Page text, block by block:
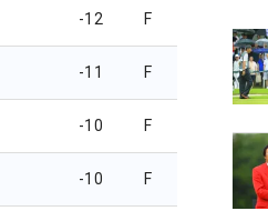
-12 F
-11 F
-10 F
-10 F